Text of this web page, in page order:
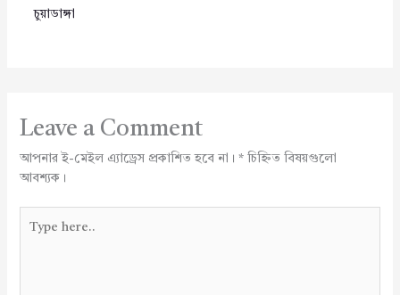
চুয়াডাঙ্গা
Leave a Comment
আপনার ই-মেইল এ্যাড্রেস প্রকাশিত হবে না। *চিহ্নিত বিষয়গুলো
আবশ্যক।
here..